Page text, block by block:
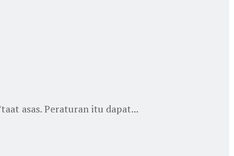
asas. Peraturan itu dapat...